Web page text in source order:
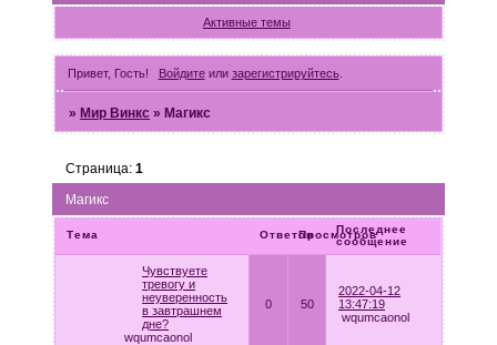
Активные темы
Привет, Гость! Войдитеили зарегистрируйтесь.
»Мир Винкс »Магикс
Магикс
Страница:1
Тема ОтветовПросмотров
Последнее
сообщение
Чувствуете
тревогу и
неуверенность
в завтрашнем
дне?
wqumcaonol
0 50
2022-04-12
13:47:19
wqumcaonol